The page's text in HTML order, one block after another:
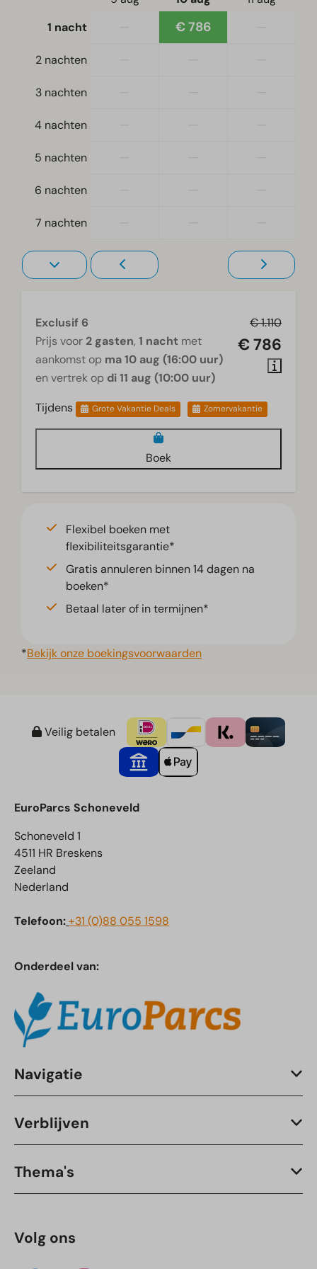
Stapelbed(den): 1
Gelijkvloers
Woonkamer
Televisie
1 nacht
€ 786
2 nachten
3 nachten
4 nachten
5 nachten
6 nachten
7 nachten
€ 1.110
€ 786
Exclusif 6
Prijs voor 2 gasten, 1 nacht met
aankomst op ma 10 aug (16:00 uur)
en vertrek op di 11 aug (10:00 uur)
Tijdens
Grote Vakantie Deals Zomervakantie
Boek
Flexibel boeken met
flexibiliteitsgarantie*
Gratis annuleren binnen 14 dagen na
boeken*
Betaal later of in termijnen*
*Bekijk onze boekingsvoorwaarden
Veilig betalen
EuroParcs Schoneveld
Schoneveld 1
4511 HR Breskens
Zeeland
Nederland
Telefoon:+31 (0)88 055 1598
Onderdeel van:
Navigatie
Verblijven
Thema's
Volg ons